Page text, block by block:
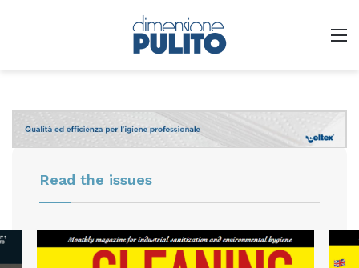
Read the issues